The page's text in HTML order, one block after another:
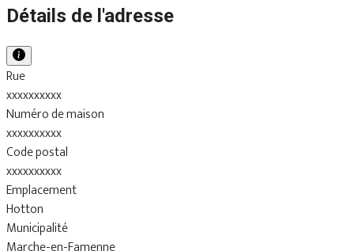
Détails de l'adresse
Rue
xxxxxxxxxx
Numéro de maison
xxxxxxxxxx
Code postal
xxxxxxxxxx
Emplacement
Hotton
Municipalité